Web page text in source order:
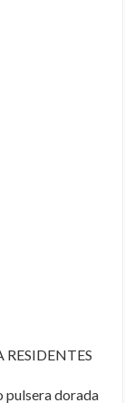
RESIDENTES
pulsera dorada